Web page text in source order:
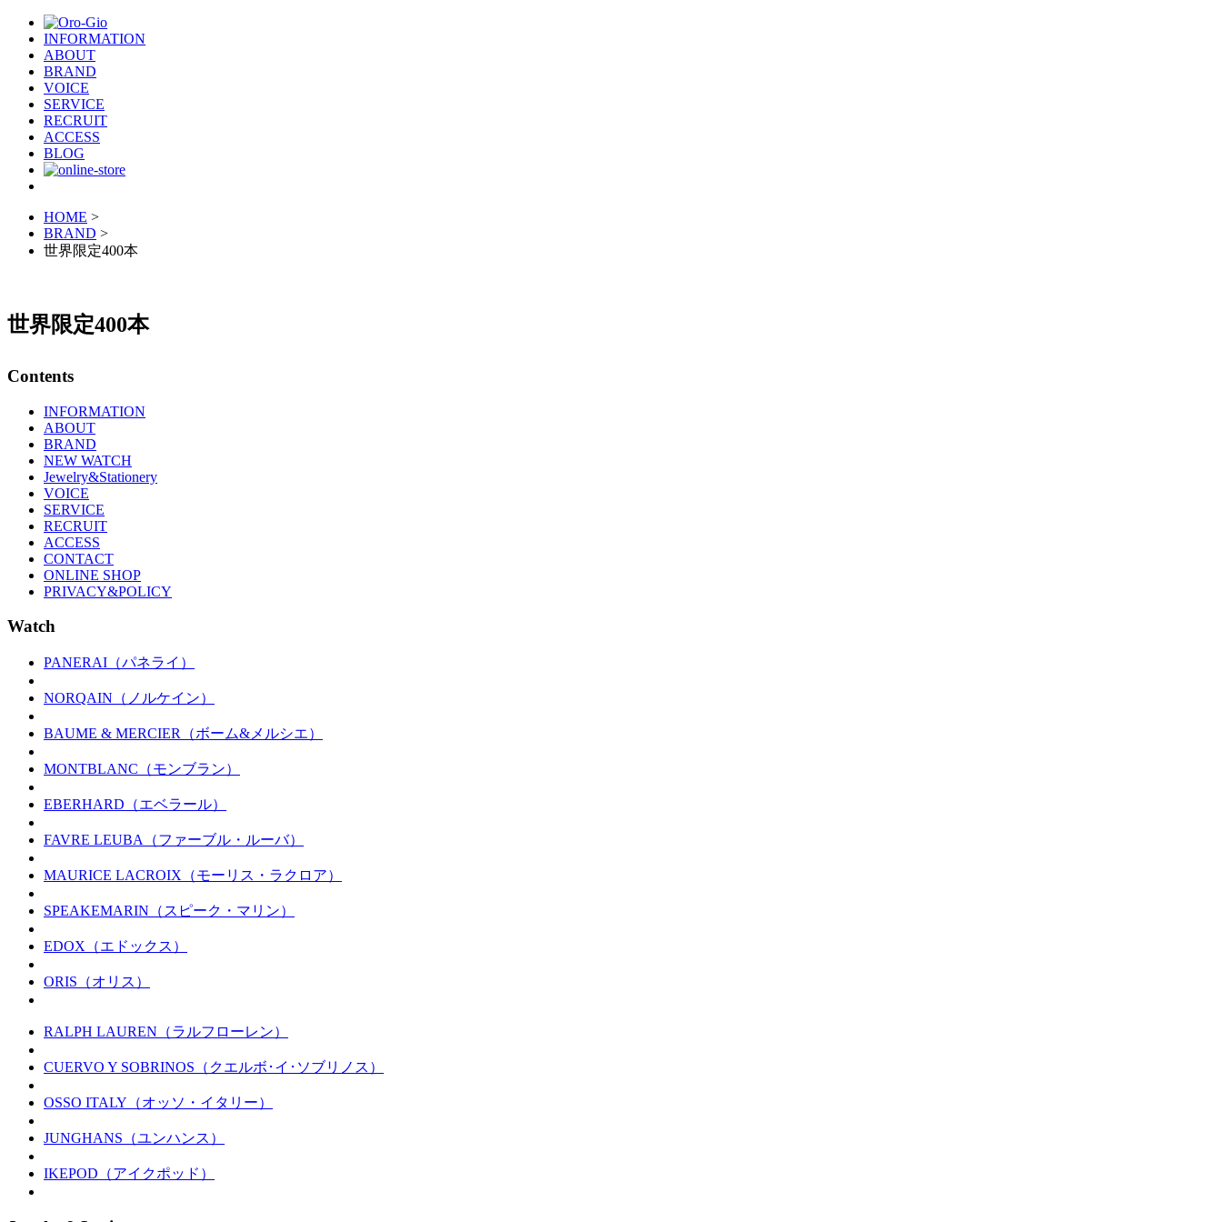
INFORMATION
ABOUT
BRAND
VOICE
SERVICE
RECRUIT
ACCESS
BLOG
HOME >
BRAND >
世界限定400本
世界限定400本
Contents
INFORMATION
ABOUT
BRAND
NEW WATCH
Jewelry&Stationery
VOICE
SERVICE
RECRUIT
ACCESS
CONTACT
ONLINE SHOP
PRIVACY&POLICY
Watch
PANERAI（パネライ）
NORQAIN（ノルケイン）
BAUME & MERCIER（ボーム&メルシエ）
MONTBLANC（モンブラン）
EBERHARD（エベラール）
FAVRE LEUBA（ファーブル・ルーバ）
MAURICE LACROIX（モーリス・ラクロア）
SPEAKEMARIN（スピーク・マリン）
EDOX（エドックス）
ORIS（オリス）
RALPH LAUREN（ラルフローレン）
CUERVO Y SOBRINOS（クエルボ･イ･ソブリノス）
OSSO ITALY（オッソ・イタリー）
JUNGHANS（ユンハンス）
IKEPOD（アイクポッド）